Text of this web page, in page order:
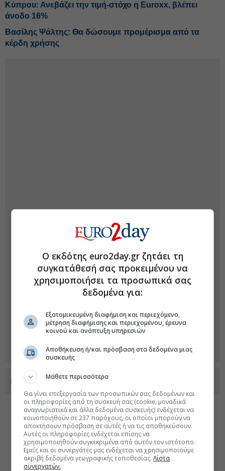
Κύπρου: Ανεβάζει την τιμή-στόχο η Euroxx, βλέπει
άνοδο 16%
Βασίλης Ψάλτης: Θα δώσουμε προμέρισμα από τα
κέρδη χρήσης
Προσθέστε το euro2day.gr στο Discover
Ο εκδότης euro2day.gr ζητάει τη
συγκατάθεσή σας προκειμένου να
χρησιμοποιήσει τα προσωπικά σας
δεδομένα για:
Εξατομικευμένη διαφήμιση και περιεχόμενο,
μέτρηση διαφήμισης και περιεχομένου, έρευνα
κοινού και ανάπτυξη υπηρεσιών
Αποθήκευση ή/και πρόσβαση στα δεδομένα μιας
συσκευής
Μάθετε περισσότερα
Θα γίνει επεξεργασία των προσωπικών σας δεδομένων και
οι πληροφορίες από τη συσκευή σας (cookie, μοναδικά
αναγνωριστικά και άλλα δεδομένα συσκευής) ενδέχεται να
κοινοποιηθούν σε 237 παρόχους, οι οποίοι μπορούν να
αποκτήσουν πρόσβαση σε αυτές ή να τις αποθηκεύσουν.
Αυτές οι πληροφορίες ενδέχεται επίσης να
χρησιμοποιηθούν συγκεκριμένα από αυτόν τον ιστότοπο.
Εμείς και οι συνεργάτες μας ενδέχεται να χρησιμοποιούμε
ακριβή δεδομένα γεωγραφικής τοποθεσίας.Λίστα
συνεργατών.